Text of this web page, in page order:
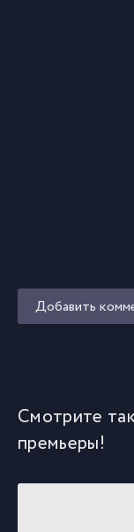
Добавить
Смотрите
премьеры!